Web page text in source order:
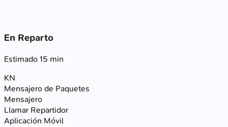
En Reparto
Estimado 15 min
KN
Mensajero de Paquetes
Mensajero
Llamar Repartidor
Aplicación Móvil